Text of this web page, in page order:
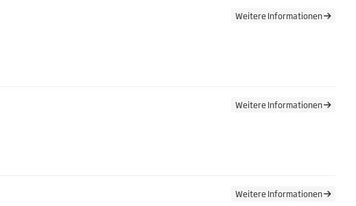
Weitere Informationen
Weitere Informationen
Weitere Informationen